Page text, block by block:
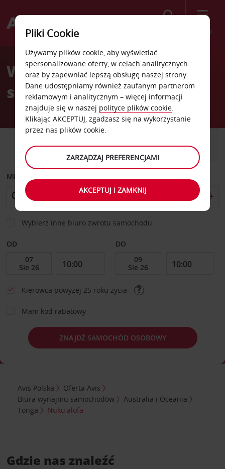
Menu
Welcome
AvisWypożyczalnia
samochodów Nukuʻalofa
DOSTAWCZY
MIEJSCE ODBIORU
Wybierz inne biuro zwrotu samochodu
OD DO
Kierowca powyżej 25 roku życia
Mam kod rabatowy
ZNAJDŹ SAMOCHÓD OSOBOWY
Avis Polska
Oferta Avis
Biura wynajmu samochodów
Australia i Oceania
Tonga
Nukuʻalofa
Gdzie nas znaleźć
Pliki Cookie
Używamy plików cookie, aby wyświetlać
spersonalizowane oferty, w celach analitycznych
oraz by zapewniać lepszą obsługę naszej strony.
Dane udostępniamy również zaufanym partnerom
reklamowym i analitycznym – więcej informacji
znajduje się w naszej polityce plików cookie.
Klikając AKCEPTUJ, zgadzasz się na wykorzystanie
przez nas plików cookie.
ZARZĄDZAJ PREFERENCJAMI
AKCEPTUJ I ZAMKNIJ